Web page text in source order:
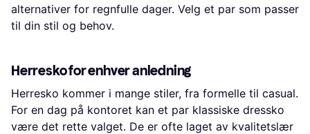
alternativer for regnfulle dager. Velg et par som passer
til din stil og behov.
Herresko for enhver anledning
Herresko kommer i mange stiler, fra formelle til casual.
For en dag på kontoret kan et par klassiske dressko
være det rette valget. De er ofte laget av kvalitetslær